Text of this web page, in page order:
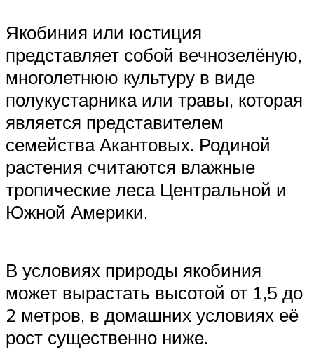
Якобиния или юстиция
представляет собой вечнозелёную,
многолетнюю культуру в виде
полукустарника или травы, которая
является представителем
семейства Акантовых. Родиной
растения считаются влажные
тропические леса Центральной и
Южной Америки.
В условиях природы якобиния
может вырастать высотой от 1,5 до
2 метров, в домашних условиях её
рост существенно ниже.